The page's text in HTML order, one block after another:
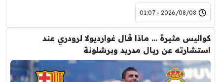
2026/08/08 - 01:07
كواليس مثيرة … ماذا قال غوارديولا لرودري عند
استشارته عن ريال مدريد وبرشلونة